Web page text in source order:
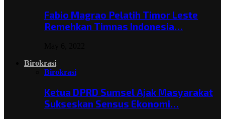
Fabio Magrao Pelatih Timor Leste
Remehkan Timnas Indonesia…
Birokrasi
Birokrasi
Ketua DPRD Sumsel Ajak Masyarakat
Sukseskan Sensus Ekonomi…